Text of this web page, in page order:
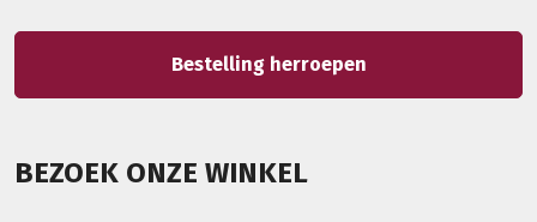
Bestelling herroepen
BEZOEK ONZE WINKEL